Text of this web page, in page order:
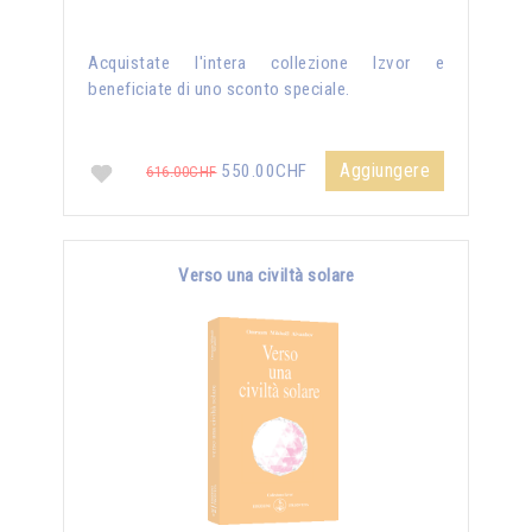
Acquistate l'intera collezione Izvor e
beneficiate di uno sconto speciale.
616.00CHF550.00CHF Aggiungere
Verso una civiltà solare